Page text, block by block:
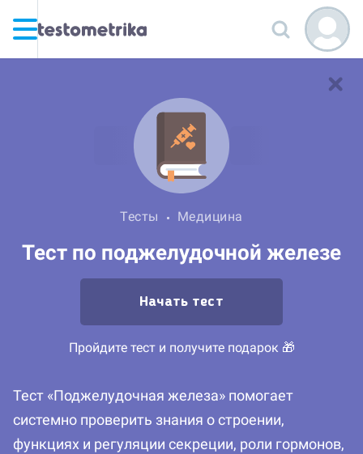
Тесты Медицина
Тест по поджелудочной железе
Начать тест
Пройдите тест и получите подарок 🎁
Тест «Поджелудочная железа» помогает
системно проверить знания о строении,
функциях и регуляции секреции, роли гормонов,